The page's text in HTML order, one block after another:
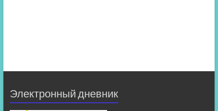
Электронный дневник